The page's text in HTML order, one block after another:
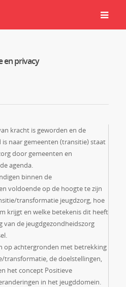
en privacy
kracht is geworden en de
naar gemeenten (transitie) staat
door gemeenten en
agenda.
binnen de
voldoende op de hoogte te zijn
transformatie jeugdzorg, hoe
krijgt en welke betekenis dit heeft
de jeugdgezondheidszorg
op achtergronden met betrekking
de doelstellingen,
het concept Positieve
in het jeugddomein.